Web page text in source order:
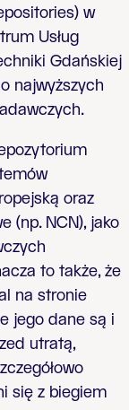
w
Usług
Gdańskiej
najwyższych
oraz
(np. NCN), jako
to także, że
na stronie
jego dane są i
utratą,
się z biegiem